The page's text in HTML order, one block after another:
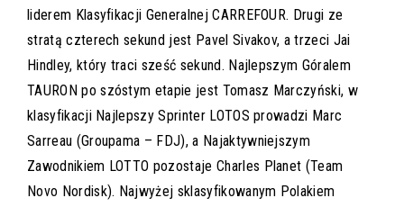
liderem Klasyfikacji Generalnej CARREFOUR. Drugi ze
stratą czterech sekund jest Pavel Sivakov, a trzeci Jai
Hindley, który traci sześć sekund. Najlepszym Góralem
TAURON po szóstym etapie jest Tomasz Marczyński, w
klasyfikacji Najlepszy Sprinter LOTOS prowadzi Marc
Sarreau (Groupama – FDJ), a Najaktywniejszym
Zawodnikiem LOTTO pozostaje Charles Planet (Team
Novo Nordisk). Najwyżej sklasyfikowanym Polakiem